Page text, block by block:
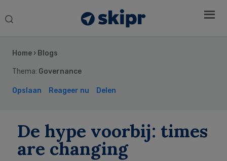
Search
Home › Blogs
Thema: Governance
Opslaan Reageer nu Delen
De hype voorbij: times
are changing
Sidebar